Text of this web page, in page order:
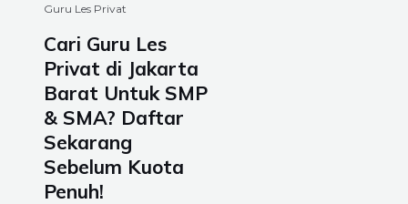
Guru Les Privat
Cari Guru Les
Privat di Jakarta
Barat Untuk SMP
& SMA? Daftar
Sekarang
Sebelum Kuota
Penuh!